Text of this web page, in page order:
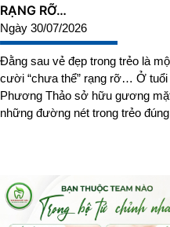
RẠNG RỠ…
Ngày 30/07/2026
Đằng sau vẻ đẹp trong trẻo là
cười “chưa thể” rạng rỡ… Ở tuổi
Phương Thảo sở hữu gương
những đường nét trong trẻo